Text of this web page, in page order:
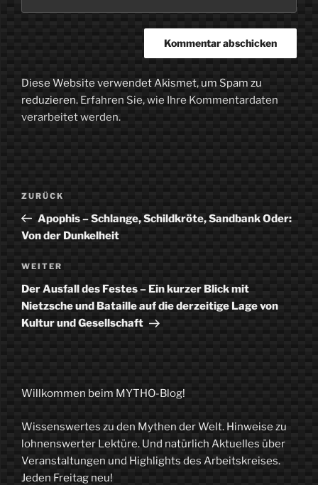
Diese Website verwendet Akismet, um Spam zu
reduzieren. Erfahren Sie, wie Ihre Kommentardaten
verarbeitet werden.
Beitragsnavigation
Vorheriger
Beitrag
ZURÜCK
Apophis – Schlange, Schildkröte, Sandbank Oder:
Von der Dunkelheit
Nächster
Beitrag
WEITER
Der Ausfall des Festes – Ein kurzer Blick mit
Nietzsche und Bataille auf die derzeitige Lage von
Kultur und Gesellschaft
Willkommen beim MYTHO-Blog!
Wissenswertes zu den Mythen der Welt. Hinweise zu
lohnenswerter Lektüre. Und natürlich Aktuelles über
Veranstaltungen und Highlights des Arbeitskreises.
Jeden Freitag neu!